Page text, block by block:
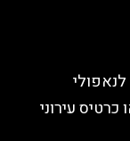
3 – 7 ימים או כרטיס עירוני